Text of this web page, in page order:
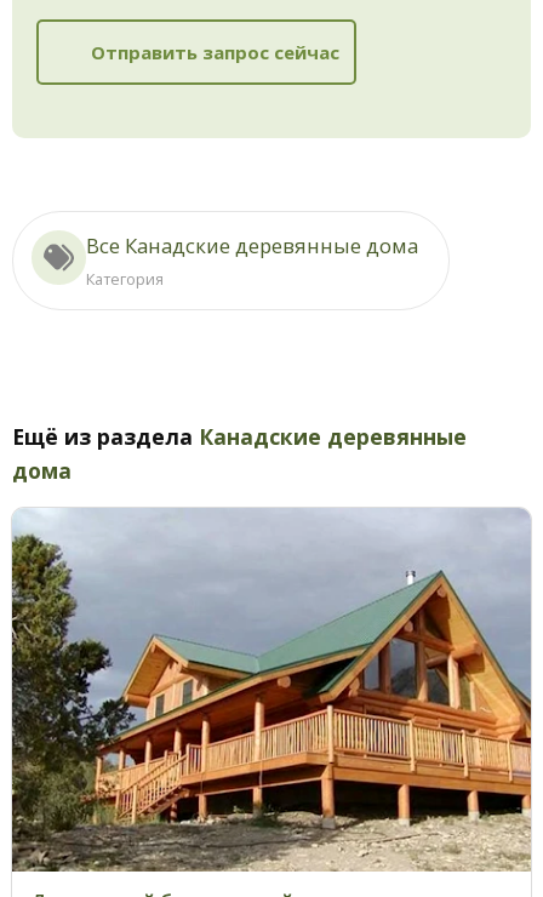
Отправить запрос сейчас
Все Канадские деревянные дома
Категория
Ещё из раздела Канадские деревянные
дома